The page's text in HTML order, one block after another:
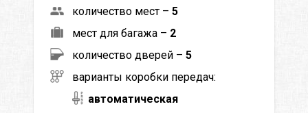
количество мест – 5
мест для багажа – 2
количество дверей – 5
варианты коробки передач:
автоматическая